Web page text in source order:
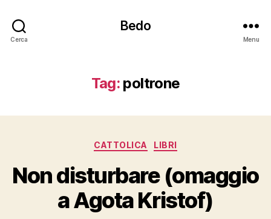
Cerca
Bedo
Menu
Tag: poltrone
Categorie
CATTOLICA LIBRI
Non disturbare (omaggio
a Agota Kristof)